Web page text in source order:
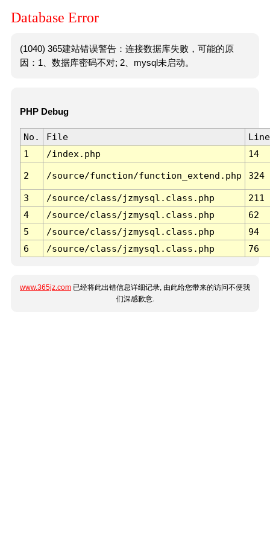
Database Error
(1040) 365建站错误警告：连接数据库失败，可能的原
因：1、数据库密码不对; 2、mysql未启动。
PHP Debug
No. File
Line
1
/index.php 14
2 /source/function/function_extend.php 324
3 /source/class/jzmysql.class.php
211
4
/source/class/jzmysql.class.php
62
5
/source/class/jzmysql.class.php
94
6
/source/class/jzmysql.class.php 76
www.365jz.com 已经将此出错信息详细记录, 由此给您带来的访问不便我
们深感歉意.